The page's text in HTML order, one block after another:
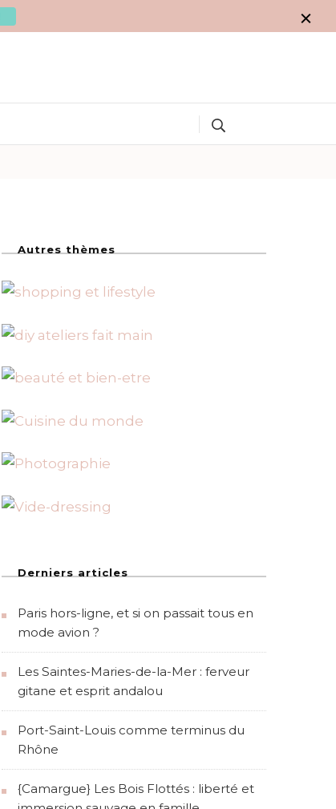
Autres thèmes
Derniers articles
Paris hors-ligne, et si on passait tous en
mode avion ?
Les Saintes-Maries-de-la-Mer : ferveur
gitane et esprit andalou
Port-Saint-Louis comme terminus du
Rhône
{Camargue} Les Bois Flottés : liberté et